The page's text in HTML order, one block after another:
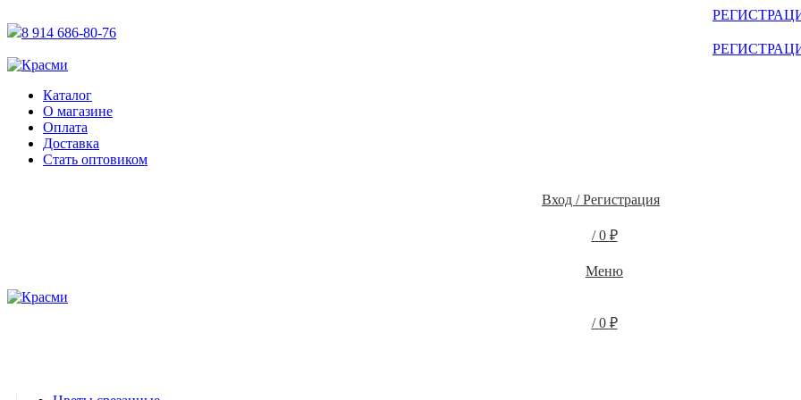
8 914 686-80-76
Каталог
О магазине
Оплата
Доставка
Стать оптовиком
Вход / Регистрация
/ 0 ₽
Меню
/ 0 ₽